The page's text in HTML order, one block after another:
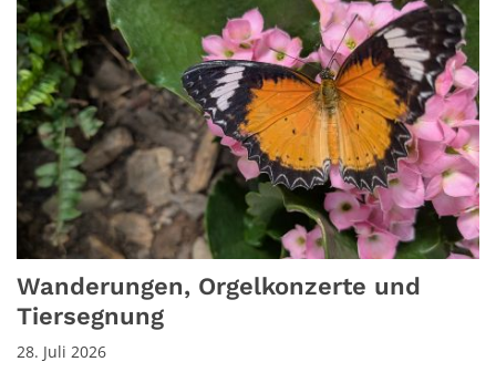
Wanderungen, Orgelkonzerte und
Tiersegnung
28. Juli 2026